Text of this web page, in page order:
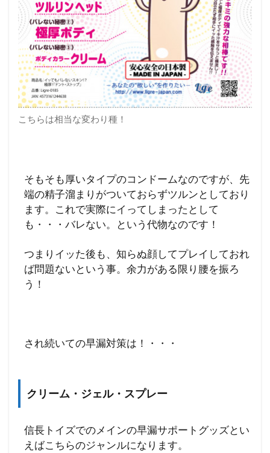
こちらは相当な変わり種！
そもそも厚いタイプのコンドームなのですが、先
端の精子溜まりがついておらずツルンとしており
ます。これで実際にイってしまったとして
も・・・バレない。という代物なのです！
つまりイッた後も、知らぬ顔してプレイしておれ
ば問題ないという事。余力がある限り腰を振ろ
う！
され続いての早漏対策は！・・・
クリーム・ジェル・スプレー
信長トイズでのメインの早漏サポートグッズとい
えばこちらのジャンルになります。